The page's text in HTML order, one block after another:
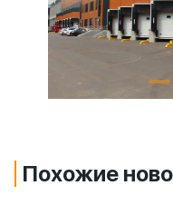
Похожие